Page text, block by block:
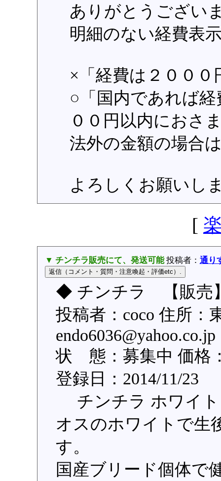
ありがとうござい
明細のない経費表
×「経費は２０００
○「国内であれば
００円以内におさ
法外の金額の場合
よろしくお願いし
[
▼ チンチラ販売にて、発送可能投稿者： 通り
◆ チンチラ 【販売
投稿者：coco 住所：
状 態：募集中 価格
登録日：2014/11/23
チンチラ ホワイト
オスのホワイトで生
す。
国産ブリード個体で